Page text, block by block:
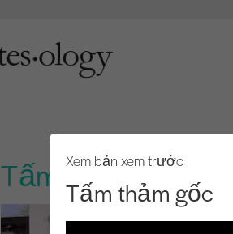
Tấm thảm gốc
Xem bản xem trước
Tấm thảm gốc